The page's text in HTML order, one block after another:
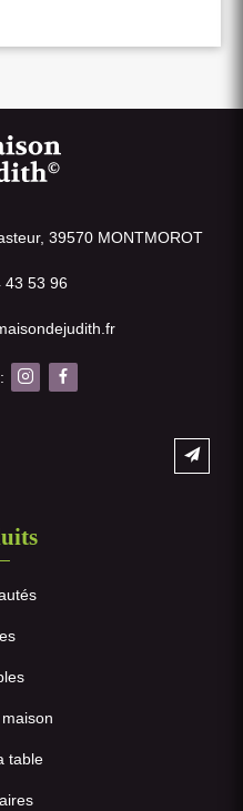
39570 MONTMOROT
43 53 96
table